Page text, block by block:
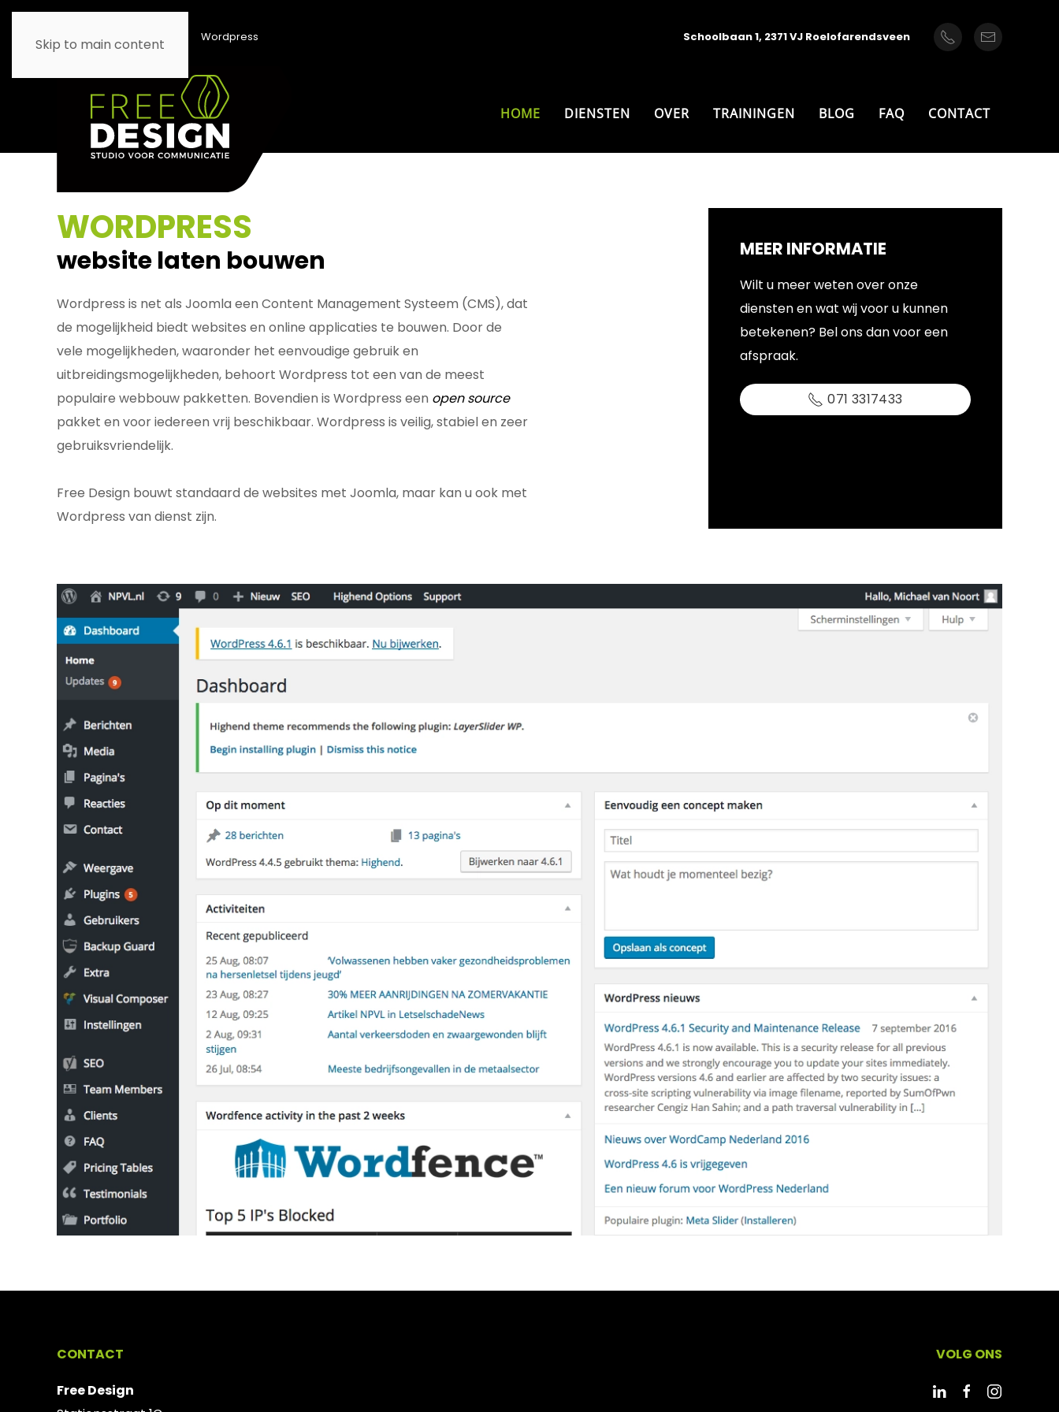
Skip to main content
Home Diensten Wordpress Schoolbaan 1, 2371 VJ Roelofarendsveen
HOME DIENSTEN OVER TRAININGEN BLOG FAQ CONTACT
WORDPRESS
website laten bouwen
Wordpress is net als Joomla een Content Management Systeem (CMS), dat
de mogelijkheid biedt websites en online applicaties te bouwen. Door de
vele mogelijkheden, waaronder het eenvoudige gebruik en
uitbreidingsmogelijkheden, behoort Wordpress tot een van de meest
populaire webbouw pakketten. Bovendien is Wordpress een open source
pakket en voor iedereen vrij beschikbaar. Wordpress is veilig, stabiel en zeer
gebruiksvriendelijk.
Free Design bouwt standaard de websites met Joomla, maar kan u ook met
Wordpress van dienst zijn.
MEER INFORMATIE
Wilt u meer weten over onze
diensten en wat wij voor u kunnen
betekenen? Bel ons dan voor een
afspraak.
071 3317433
CONTACT
Free Design
VOLG ONS